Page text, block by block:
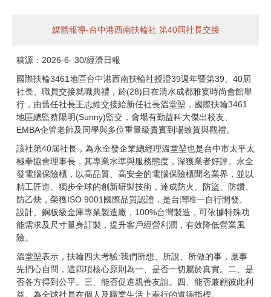
章則辦法
申辦業務
會議資訊
表單下載
FQA (常見Q&A)
法規審查委員會
媒體報導-台中港西南扶輪社 第40屆社長交接
稿源：2026-6- 30/經濟日報
國際扶輪3461地區台中港西南扶輪社授證39週年暨第39、40屆
社長、職員交接就職典禮，於(28)日在清水成都雅宴時尚會館舉
行，由舊任社長王志維交接給新任社長溫堂堃，國際扶輪3461
地區總監蔡陽明(Sunny)監交，會場有勤益科大傑出校友、
EMBA企管老師及同學與多位重量級貴賓到場致賀與觀禮。
該社第40屆社長，為永全發企業總經理溫堂堃也是台中市太平太
極拳協會理事長，其專業水準與服務態度，深獲業者好評。永全
發電腦保險櫃，以高品質、高安全的電腦保險櫃聞名業界，並以
精工匠造、獨步全球的創新研製技術，達成防火、防盜、防鑽、
防乙炔，榮獲ISO 9001國際品質認證，是台灣唯一自行開發、
設計、鋼板級金庫專業製造廠，100%台灣製造，可依據特殊功
能需求及尺寸量身訂製，提升客戶經營利潤，有效降低營業風
險。
溫堂堃表示，扶輪四大考驗:我們所想、所說、所做的事，應事
先捫心自問，這四項核心原則為一、是否一切屬於真實。二、是
否各方得到公平。三、能否促進親善友誼。四、能否兼顧彼此利
益。為全球社員在個人及職業生活上奉行的道德指標。